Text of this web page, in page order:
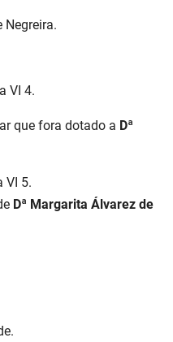
Negreira.
VI 4.
que fora dotado a Dª
VI 5.
Dª Margarita Álvarez de